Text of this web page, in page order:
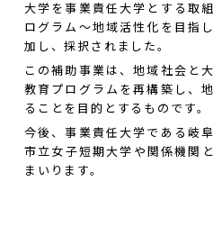
大学を事業責任大学とする取
ログラム～地域活性化を目指
加し、採択されました。
この補助事業は、地域社会と
教育プログラムを再構築し、
ることを目的とするものです。
今後、事業責任大学である岐
市立女子短期大学や関係機関
まいります。